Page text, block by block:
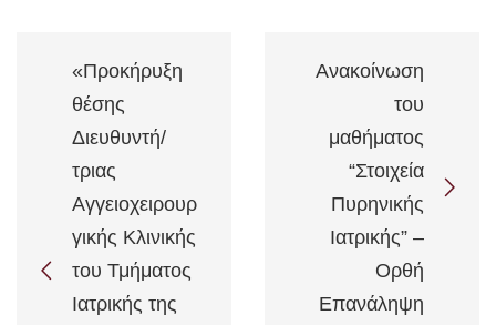
«Προκήρυξη
θέσης
Διευθυντή/
τριας
Αγγειοχειρουρ
γικής Κλινικής
του Τμήματος
Ιατρικής της
Ανακοίνωση
του
μαθήματος
“Στοιχεία
Πυρηνικής
Ιατρικής” –
Ορθή
Επανάληψη